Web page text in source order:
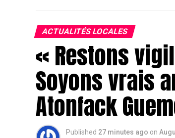
ACTUALITÉS LOCALES
« Restons
Soyons vrais
Atonfack
Published 27 minutes ago on